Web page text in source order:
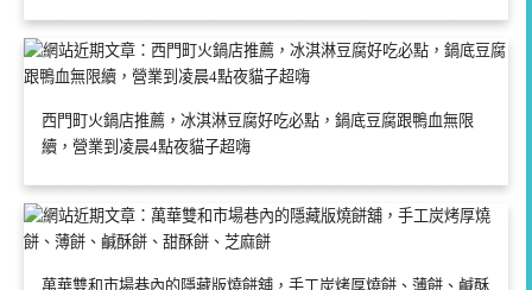
西門町火鍋店推薦，冰淇淋豆腐好吃必點，鍋底豆腐跟鴨血無限
續，營業到凌晨4點夜貓子超嗨
萬華雙和市場巷內的隱藏版燒餅舖，手工炭烤厚燒餅、薄餅、鹹酥